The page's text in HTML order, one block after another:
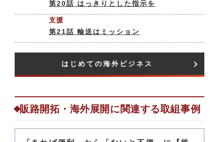
第20話 はっきりとした指示を
支援
第21話 輸送はミッション
はじめての海外ビジネス​
販路開拓・海外展開に関連する取組事例